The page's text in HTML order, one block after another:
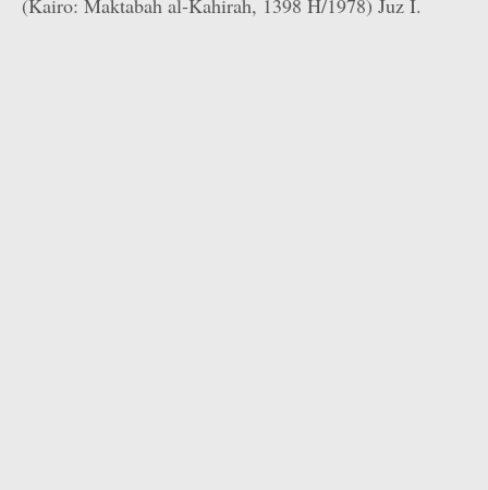
(Kairo: Maktabah al-Kahirah, 1398 H/1978) Juz I.